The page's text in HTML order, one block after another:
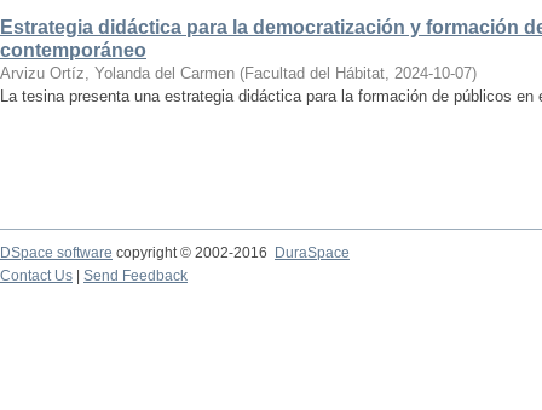
Estrategia didáctica para la democratización y formación
contemporáneo
Arvizu Ortíz, Yolanda del Carmen (Facultad del Hábitat, 2024-10-07)
La tesina presenta una estrategia didáctica para la formación de públicos en
DSpace software copyright © 2002-2016
DuraSpace
Contact Us
Send Feedback